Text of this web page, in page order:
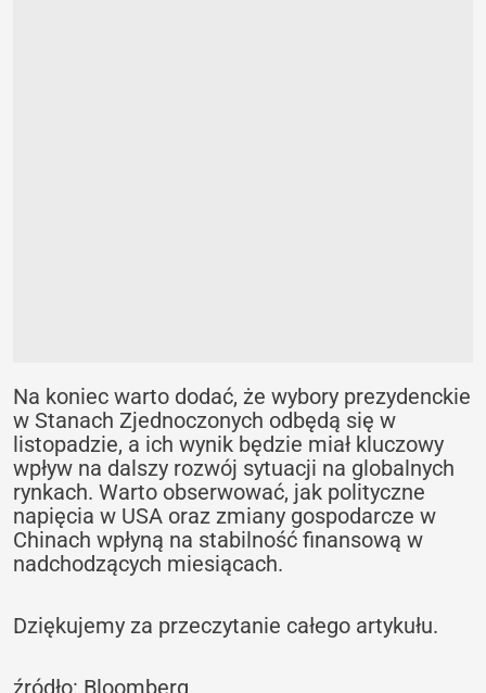
Na koniec warto dodać, że wybory prezydenckie
w Stanach Zjednoczonych odbędą się w
listopadzie, a ich wynik będzie miał kluczowy
wpływ na dalszy rozwój sytuacji na globalnych
rynkach. Warto obserwować, jak polityczne
napięcia w USA oraz zmiany gospodarcze w
Chinach wpłyną na stabilność finansową w
nadchodzących miesiącach.
Dziękujemy za przeczytanie całego artykułu.